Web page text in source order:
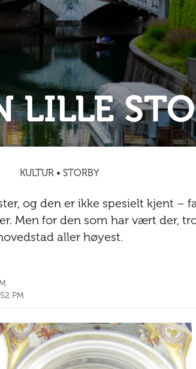
KULTUR • STORBY
og den er ikke spesielt kjent –
Men for den som har vært der,
aller høyest.
PM